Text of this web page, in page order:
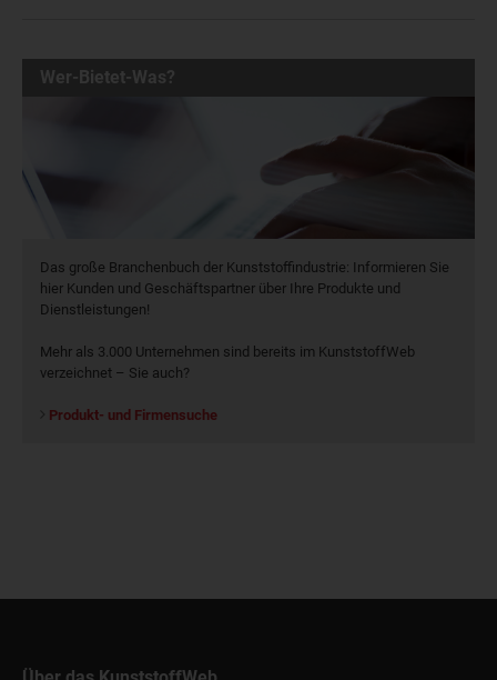
Wer-Bietet-Was?
Das große Branchenbuch der Kunststoffindustrie: Informieren Sie
hier Kunden und Geschäftspartner über Ihre Produkte und
Dienstleistungen!
Mehr als 3.000 Unternehmen sind bereits im KunststoffWeb
verzeichnet – Sie auch?
Produkt- und Firmensuche